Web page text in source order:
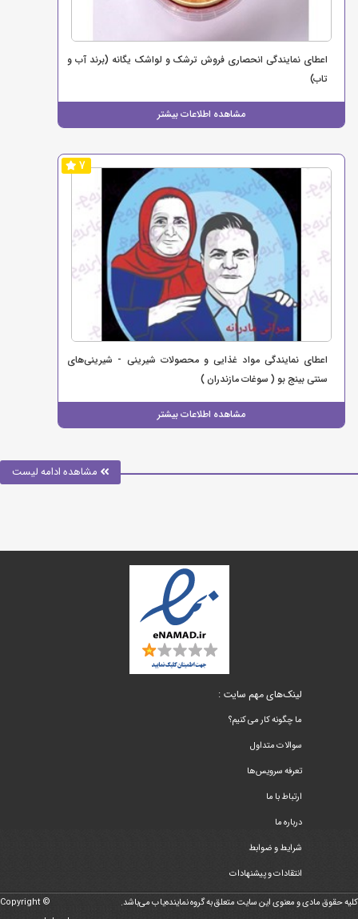
اعطای نمایندگی انحصاری فروش ترشک و لواشک یگانه (برند آب و
تاب)
مشاهده اطلاعات بیشتر
7
اعطای نمایندگی مواد غذایی و محصولات شیرینی - شیرینی‌های
سنتی بینج بو ( سوغات مازندران )
مشاهده اطلاعات بیشتر
مشاهده ادامه لیست
لینک‌های مهم سایت :
ما چگونه کار می کنیم؟
سوالات متداول
تعرفه سرویس‌ها
ارتباط با ما
درباره ما
شرایط و ضوابط
انتقادات و پیشنهادات
کلیه حقوق مادی و معنوی این سایت متعلق به گروه نماینده‌یاب می‌باشد.
Copyright ©